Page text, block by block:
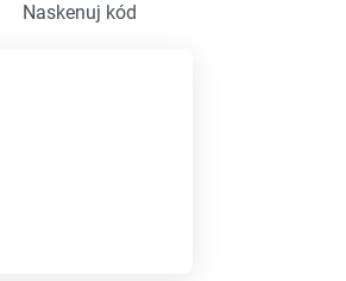
Naskenuj kód